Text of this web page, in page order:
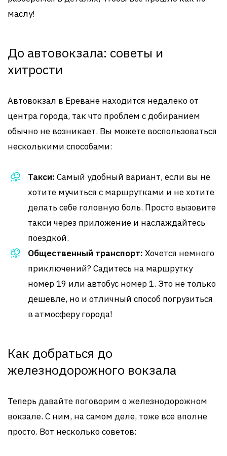
маслу!
До автовокзала: советы и
хитрости
Автовокзал в Ереване находится недалеко от
центра города, так что проблем с добиранием
обычно не возникает. Вы можете воспользоваться
несколькими способами:
Такси: Самый удобный вариант, если вы не
хотите мучиться с маршрутками и не хотите
делать себе головную боль. Просто вызовите
такси через приложение и наслаждайтесь
поездкой.
Общественный транспорт: Хочется немного
приключений? Садитесь на маршрутку
номер 19 или автобус номер 1. Это не только
дешевле, но и отличный способ погрузиться
в атмосферу города!
Как добраться до
железнодорожного вокзала
Теперь давайте поговорим о железнодорожном
вокзале. С ним, на самом деле, тоже все вполне
просто. Вот несколько советов: